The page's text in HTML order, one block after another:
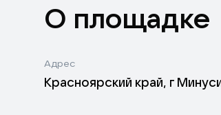
О площадке
Адрес
Красноярский край, г